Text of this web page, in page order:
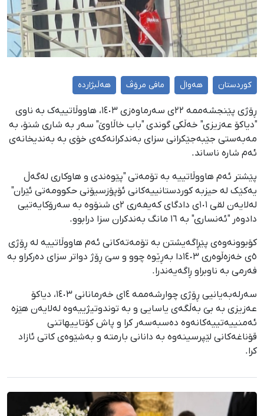
کوردستان هەواڵ مافی مرۆڤ هەڵبژاردە
ڕۆژی پێنجشەممە ٢٢ی سەرماوەزی ١٤٠٣، هاووڵاتییەک بە ناوی
"دیاکۆ عەزیزی" خەڵکی گوندی "باب خاڵاوێ" سەر بە شاری شنۆ، بە
مەبەستی جێبەجێکرانی سزای بەندکرانەکەی خۆی بە بەندیخانەی
ئەم شارە ناساند.
پێشتر ئەم هاووڵاتییە بە تۆمەتی "پێوەندی و هاوکاری لەگەڵ
یەکێک لە حیزبە کوردستانییەکانی ئۆپۆزسیۆنی حکوومەتی ئێران"
لەلایەن لقی ١٠١ی دادگای کەیفەری ٢ی شنۆوە بە سەرۆکایەتیی
دادوەر "ئەنساری" بە ١٦ مانگ بەندکران سزا درابوو.
کۆبوونەوەی پێڕاگەیشتن بە تۆمەتەکانی ئەم هاووڵاتییە لە ڕۆژی
٥ی خەزەڵوەری ١٤٠٣دا بەڕێوە چوو و سێ ڕۆژ دواتر سزای دەرکراو بە
فەرمی بە ناوبراو ڕاگەیەندرا.
سەرلەبەیانیی ڕۆژی چوارشەممە ١٤ی خەرمانانی ١٤٠٣، دیاکۆ
عەزیزی بە بێ بەڵگەی یاسایی و بە توندوتیژییەوە لەلایەن هێزە
ئەمنییەتییەکانەوە دەسبەسەر کرا و پاش کۆتاییهاتنی
قۆناغەکانی لێپرسینەوە بە دانانی بارمتە و بەشێوەی کاتی ئازاد
کرا.